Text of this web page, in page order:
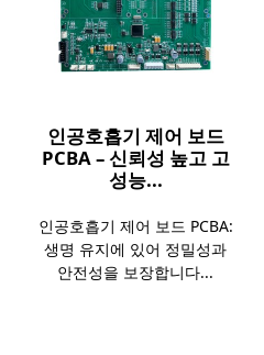
인공호흡기 제어 보드
PCBA – 신뢰성 높고 고
성능...
인공호흡기 제어 보드 PCBA:
생명 유지에 있어 정밀성과
안전성을 보장합니다...